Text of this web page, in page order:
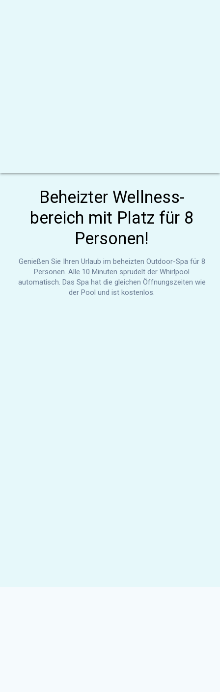
Beheizter Wellness-
bereich mit Platz für 8
Personen!
Genießen Sie Ihren Urlaub im beheizten Outdoor-Spa für 8
Personen. Alle 10 Minuten sprudelt der Whirlpool
automatisch. Das Spa hat die gleichen Öffnungszeiten wie
der Pool und ist kostenlos.